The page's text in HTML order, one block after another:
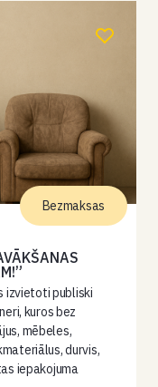
izvietoti publiski
kuros bez
mēbeles,
durvis,
iepakojuma
Bezmaksas